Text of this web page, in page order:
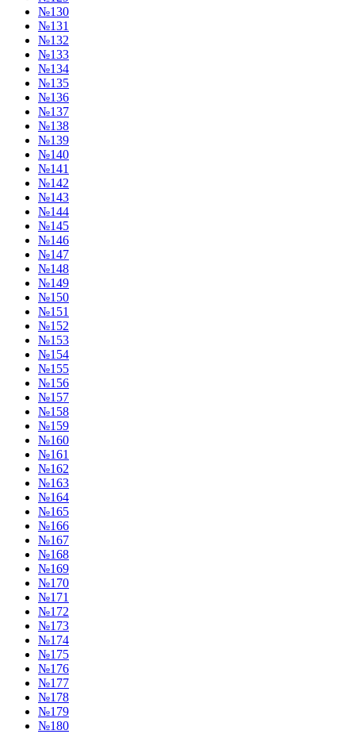
№130
№131
№132
№133
№134
№135
№136
№137
№138
№139
№140
№141
№142
№143
№144
№145
№146
№147
№148
№149
№150
№151
№152
№153
№154
№155
№156
№157
№158
№159
№160
№161
№162
№163
№164
№165
№166
№167
№168
№169
№170
№171
№172
№173
№174
№175
№176
№177
№178
№179
№180